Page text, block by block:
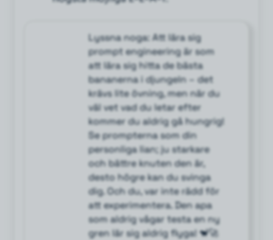
Lyssna noga: Att lära sig
prompt engineering är som
att lära sig hitta de bästa
bananerna i djungeln – det
krävs lite övning, men när du
väl vet vad du letar efter
kommer du aldrig gå hungrig!
Se prompterna som din
personliga lian; ju starkare
och bättre knuten den är,
desto högre kan du svinga
dig. Och du, var inte rädd för
att experimentera. Den apa
som aldrig vågar testa en ny
gren lär sig aldrig flyga! 🐒🚀